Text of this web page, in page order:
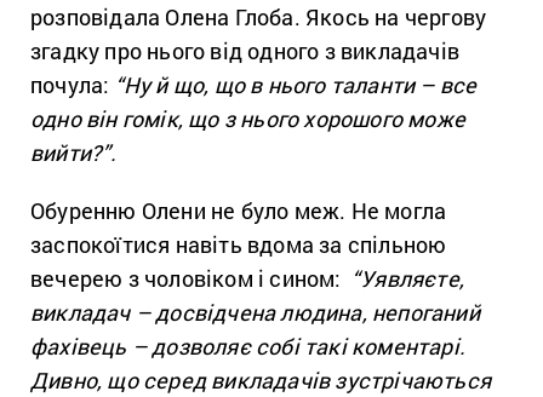
розповідала Олена Глоба. Якось на чергову
згадку про нього від одного з викладачів
почула: “Ну й що, що в нього таланти – все
одно він гомік, що з нього хорошого може
вийти?”.
Обуренню Олени не було меж. Не могла
заспокоїтися навіть вдома за спільною
вечерею з чоловіком і сином: “Уявляєте,
викладач – досвідчена людина, непоганий
фахівець – дозволяє собі такі коментарі.
Дивно, що серед викладачів зустрічаються